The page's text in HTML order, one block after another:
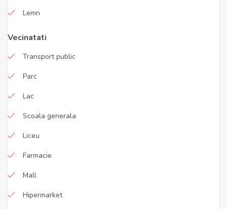
Lemn
Vecinatati
Transport public
Parc
Lac
Scoala generala
Liceu
Farmacie
Mall
Hipermarket